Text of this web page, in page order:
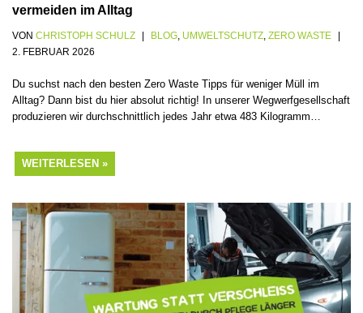
vermeiden im Alltag
VON CHRISTOPH SCHULZ BLOG UMWELTSCHUTZ ZERO WASTE
2. FEBRUAR 2026
Du suchst nach den besten Zero Waste Tipps für weniger Müll im
Alltag? Dann bist du hier absolut richtig! In unserer Wegwerfgesellschaft
produzieren wir durchschnittlich jedes Jahr etwa 483 Kilogramm…
WEITERLESEN »